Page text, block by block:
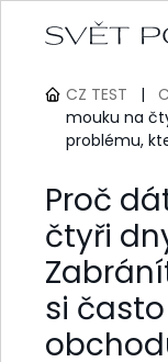
CZ TEST |
mouku na
problému,
Proč
čtyři
si